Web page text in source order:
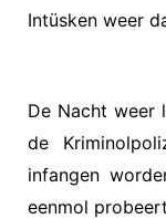
Intüsken weer
De Nacht weer
de
infangen
eenmol